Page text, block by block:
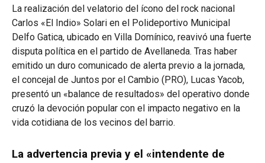
La realización del velatorio del ícono del rock nacional
Carlos «El Indio» Solari en el Polideportivo Municipal
Delfo Gatica, ubicado en Villa Domínico, reavivó una fuerte
disputa política en el partido de Avellaneda. Tras haber
emitido un duro comunicado de alerta previo a la jornada,
el concejal de Juntos por el Cambio (PRO), Lucas Yacob,
presentó un «balance de resultados» del operativo donde
cruzó la devoción popular con el impacto negativo en la
vida cotidiana de los vecinos del barrio.
La advertencia previa y el «intendente de